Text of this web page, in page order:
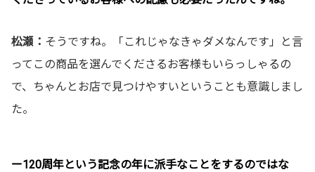
松瀬： そうですね。「これじゃなきゃダメなんです」と言
ってこの商品を選んでくださるお客様もいらっしゃるの
で、ちゃんとお店で見つけやすいということも意識しまし
た。
ー120周年という記念の年に派手なことをするのではな